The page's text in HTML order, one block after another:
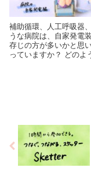
補助循環、人工呼吸器
うな病院は、自家発電
存じの方が多いかと思
っていますか？ どのよ